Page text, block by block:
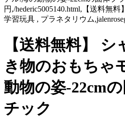
円,/hederic5005140.html,【送料無
学習玩具 , プラネタリウム
【送料無料】
き物のおもちゃ
動物の姿-22cm
チック